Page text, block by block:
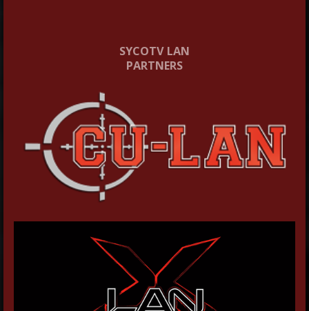
SYCOTV LAN
PARTNERS